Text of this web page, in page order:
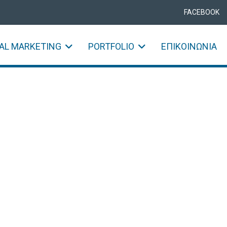
FACEBOOK
MARKETING PORTFOLIO ΕΠΙΚΟΙΝΩΝΊΑ